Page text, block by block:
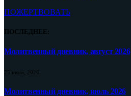
ПОЖЕРТВОВАТЬ
ПОСЛЕДНЕЕ:
Молитвенный дневник, август 2026
25 июля, 2026
Молитвенный дневник, июль 2026